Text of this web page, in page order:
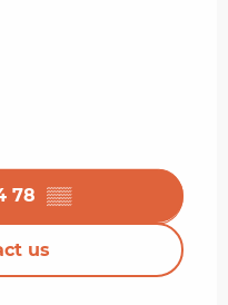
78 ▒▒
us